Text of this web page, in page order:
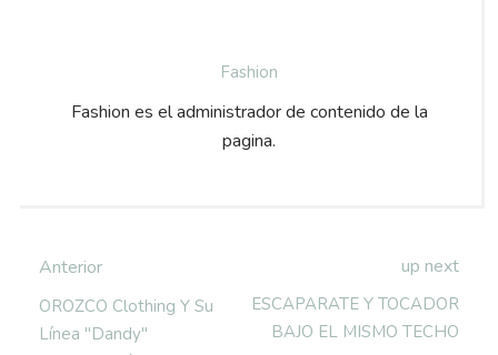
Fashion
Fashion es el administrador de contenido de la
pagina.
Anterior
OROZCO Clothing Y Su
Línea "dandy"
up next
ESCAPARATE Y TOCADOR
BAJO EL MISMO TECHO